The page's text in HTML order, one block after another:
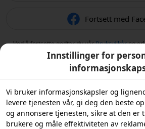
Fortsett med
Ved å fortsette godtar du vårBruksvilkårog
Retningslinjer for
Innstillinger for
Vi bruker informasjonskapsler og
levere tjenesten vår, gi deg den beste
og annonsere tjenesten, sikre at den er
brukere og måle effektiviteten av